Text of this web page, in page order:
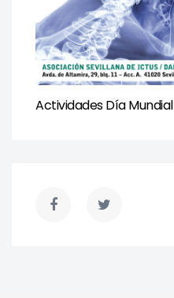
Actividades Día Mundial